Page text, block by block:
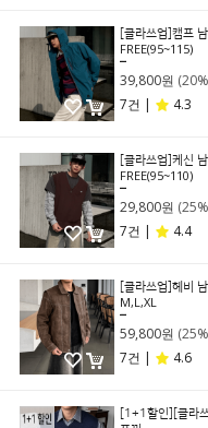
[클라쓰업]캠프
FREE(95~115)
39,800원
7건 |
4.3
[클라쓰업]케신
FREE(95~110)
29,800원
7건 |
4.4
[클라쓰업]헤비
M,L,XL
59,800원
7건 |
4.6
[1+1할인][클라